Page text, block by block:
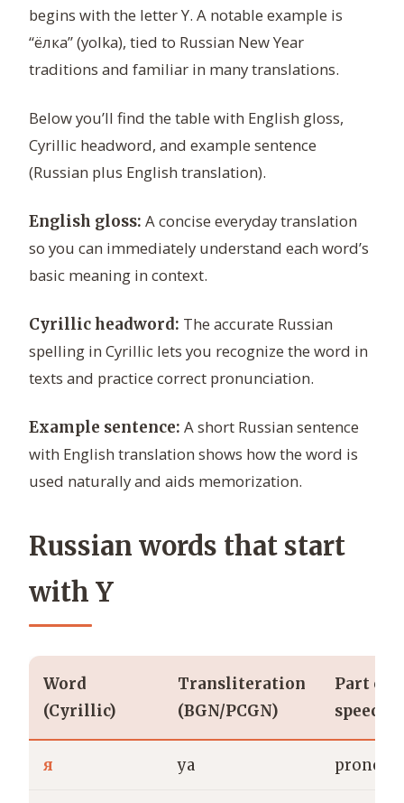
begins with the letter Y. A notable example is
“ёлка” (yolka), tied to Russian New Year
traditions and familiar in many translations.
Below you’ll find the table with English gloss,
Cyrillic headword, and example sentence
(Russian plus English translation).
English gloss: A concise everyday translation
so you can immediately understand each word’s
basic meaning in context.
Cyrillic headword: The accurate Russian
spelling in Cyrillic lets you recognize the word in
texts and practice correct pronunciation.
Example sentence: A short Russian sentence
with English translation shows how the word is
used naturally and aids memorization.
Russian words that start
with Y
Word
(Cyrillic)
Transliteration
(BGN/PCGN)
Part of
speech
я ya pronoun